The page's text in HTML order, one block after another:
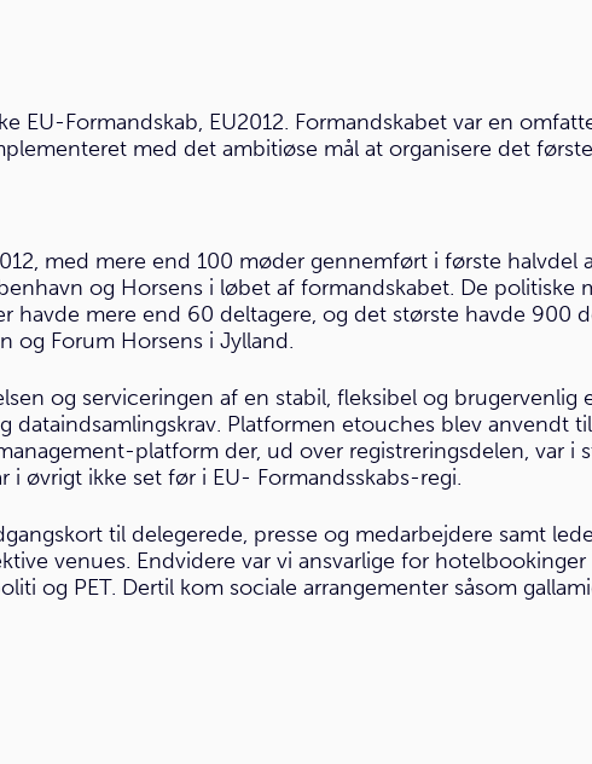
EU-Formandskab, EU2012. Formandskabet var en
med det ambitiøse mål at organisere det
med mere end 100 møder gennemført i første halvdel
og Horsens i løbet af formandskabet. De
havde mere end 60 deltagere, og det største havde 900
og Forum Horsens i Jylland.
og serviceringen af en stabil, fleksibel og
dataindsamlingskrav. Platformen etouches blev anvendt
platform der, ud over registreringsdelen, var i
øvrigt ikke set før i EU- Formandsskabs-regi.
til delegerede, presse og medarbejdere samt
venues. Endvidere var vi ansvarlige for
og PET. Dertil kom sociale arrangementer såsom